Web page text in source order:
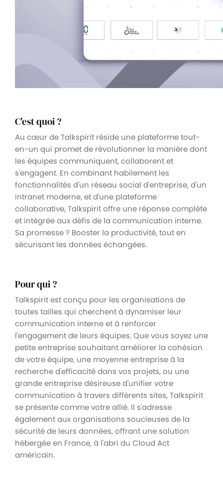
C'est quoi ?
Au cœur de Talkspirit réside une plateforme tout-
en-un qui promet de révolutionner la manière dont
les équipes communiquent, collaborent et
s'engagent. En combinant habilement les
fonctionnalités d'un réseau social d'entreprise, d'un
intranet moderne, et d'une plateforme
collaborative, Talkspirit offre une réponse complète
et intégrée aux défis de la communication interne.
Sa promesse ? Booster la productivité, tout en
sécurisant les données échangées.
Pour qui ?
Talkspirit est conçu pour les organisations de
toutes tailles qui cherchent à dynamiser leur
communication interne et à renforcer
l'engagement de leurs équipes. Que vous soyez une
petite entreprise souhaitant améliorer la cohésion
de votre équipe, une moyenne entreprise à la
recherche d'efficacité dans vos projets, ou une
grande entreprise désireuse d'unifier votre
communication à travers différents sites, Talkspirit
se présente comme votre allié. Il s'adresse
également aux organisations soucieuses de la
sécurité de leurs données, offrant une solution
hébergée en France, à l'abri du Cloud Act
américain.